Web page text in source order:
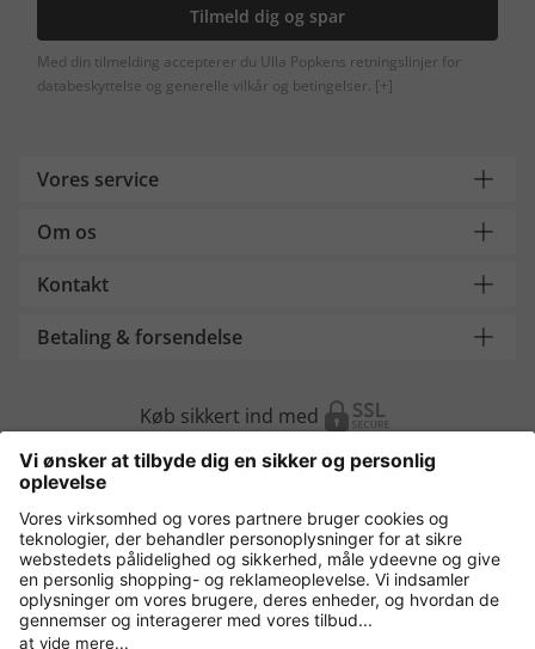
Tilmeld dig og spar
Med din tilmelding accepterer du Ulla Popkens retningslinjer for
databeskyttelse og generelle vilkår og betingelser. [+]
Vores service
Om os
Kontakt
Betaling & forsendelse
Køb sikkert ind med
Flere webshops
Danmark